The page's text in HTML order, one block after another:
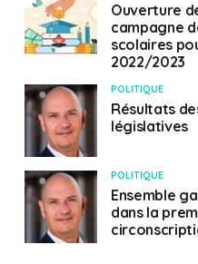
Ouverture
campagne
scolaires
2022/2023
POLITIQUE
Résultats
législatives
POLITIQUE
Ensemble
dans la